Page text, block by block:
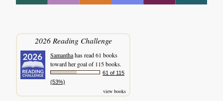
2026 Reading Challenge
Samanthahas read 61 books
toward her goal of 115 books.
61 of 115
(53%)
view books